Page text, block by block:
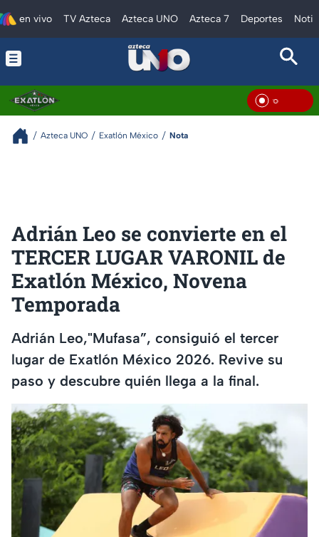
en vivo TV Azteca Azteca UNO Azteca 7 Deportes
En
Azteca UNO Exatlón México Nota
Adrián Leo se convierte en el
TERCER LUGAR VARONIL de
Exatlón México, Novena
Temporada
Adrián Leo,"Mufasa”, consiguió el tercer
lugar de Exatlón México 2026. Revive su
paso y descubre quién llega a la final.